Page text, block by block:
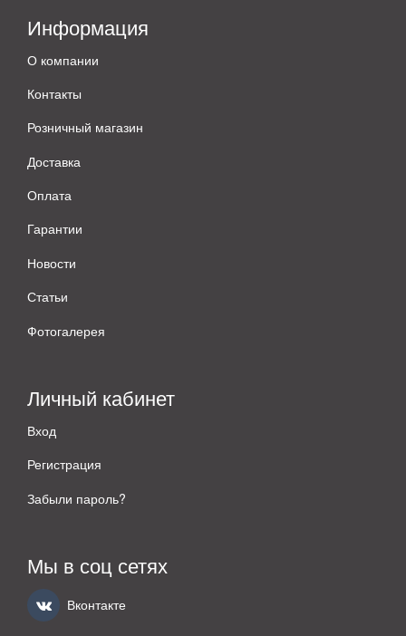
Информация
О компании
Контакты
Розничный магазин
Доставка
Оплата
Гарантии
Новости
Статьи
Фотогалерея
Личный кабинет
Вход
Регистрация
Забыли пароль?
Мы в соц сетях
Вконтакте